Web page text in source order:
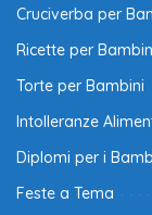
Cruciverba per
Ricette per
Torte per Bambini
Intolleranze
Diplomi per i
Feste a Tema